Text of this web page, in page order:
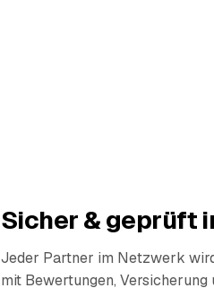
Sicher & geprüft
Jeder Partner im Netzwerk
mit Bewertungen, Versicherung